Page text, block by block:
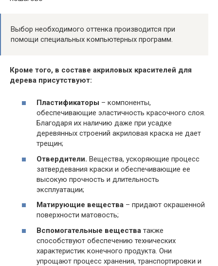
Выбор необходимого оттенка производится при
помощи специальных компьютерных программ.
Кроме того, в составе акриловых красителей для
дерева присутствуют:
Пластификаторы – компоненты,
обеспечивающие эластичность красочного слоя.
Благодаря их наличию даже при усадке
деревянных строений акриловая краска не дает
трещин;
Отвердители. Вещества, ускоряющие процесс
затвердевания краски и обеспечивающие ее
высокую прочность и длительность
эксплуатации;
Матирующие вещества – придают окрашенной
поверхности матовость;
Вспомогательные вещества также
способствуют обеспечению технических
характеристик конечного продукта. Они
упрощают процесс хранения, транспортировки и